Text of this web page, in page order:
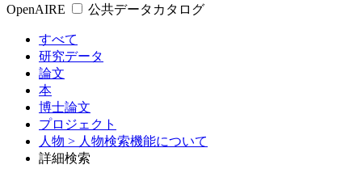
OpenAIRE
公共データカタログ
すべて
研究データ
論文
本
博士論文
プロジェクト
人物 > 人物検索機能について
詳細検索